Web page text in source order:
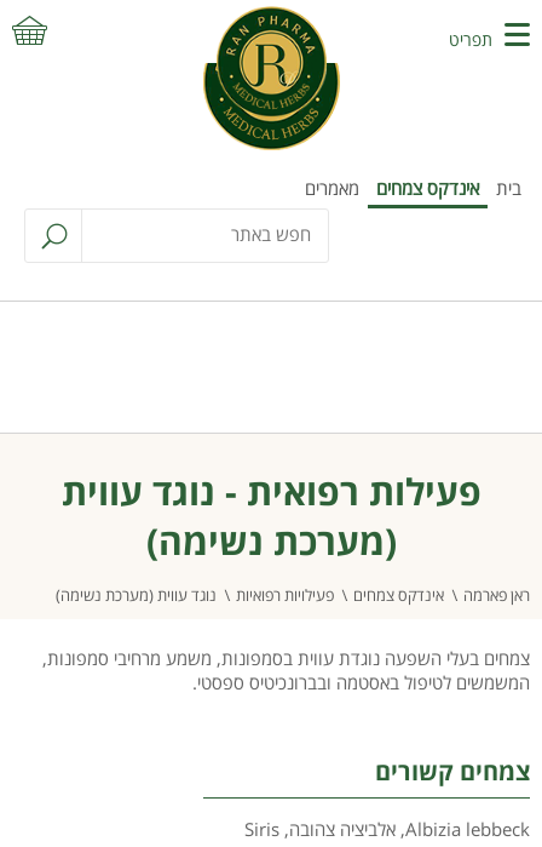
בית אינדקס צמחים מאמרים
תפריט
פעילות רפואית - נוגד עווית
(מערכת נשימה)
ראן פארמה אינדקס צמחים פעילויות רפואיות נוגד עווית (מערכת נשימה)
צמחים בעלי השפעה נוגדת עווית בסמפונות, משמע מרחיבי סמפונות,
המשמשים לטיפול באסטמה ובברונכיטיס ספסטי.
צמחים קשורים
Albizia lebbeck
, אלביציה צהובה,
Siris